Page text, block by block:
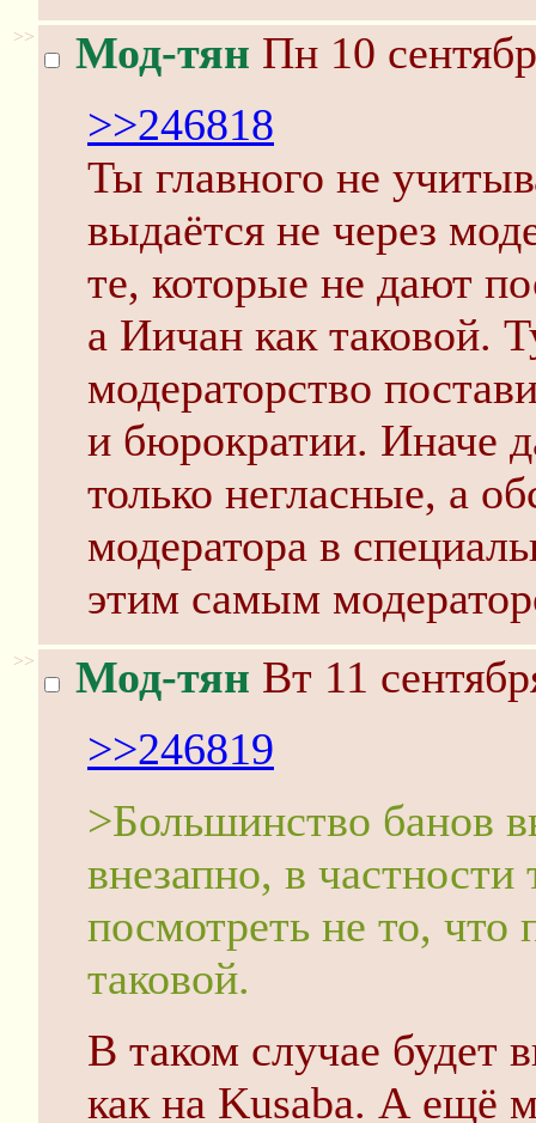
>> Мод-тян Пн 10
>>246818
Ты главного не
выдаётся не через
те, которые не дают
а Иичан как таковой.
модераторство
и бюрократии. Иначе
только негласные, а
модератора в
этим самым
>> Мод-тян Вт 11
>>246819
>Большинство банов
внезапно, в
посмотреть не то, что
таковой.
В таком случае будет
как на Kusaba. А ещё